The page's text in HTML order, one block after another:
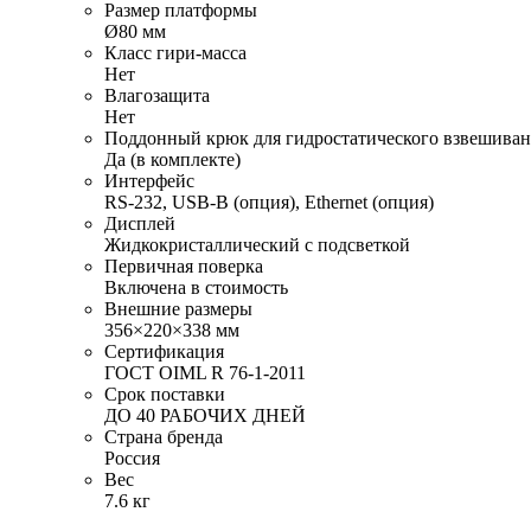
Размер платформы
Ø80 мм
Класс гири-масса
Нет
Влагозащита
Нет
Поддонный крюк для гидростатического
Да (в комплекте)
Интерфейс
RS-232, USB-B (опция), Ethernet (опция)
Дисплей
Жидкокристаллический с подсветкой
Первичная поверка
Включена в стоимость
Внешние размеры
356×220×338 мм
Сертификация
ГОСТ OIML R 76-1-2011
Срок поставки
ДО 40 РАБОЧИХ ДНЕЙ
Страна бренда
Россия
Вес
7.6 кг